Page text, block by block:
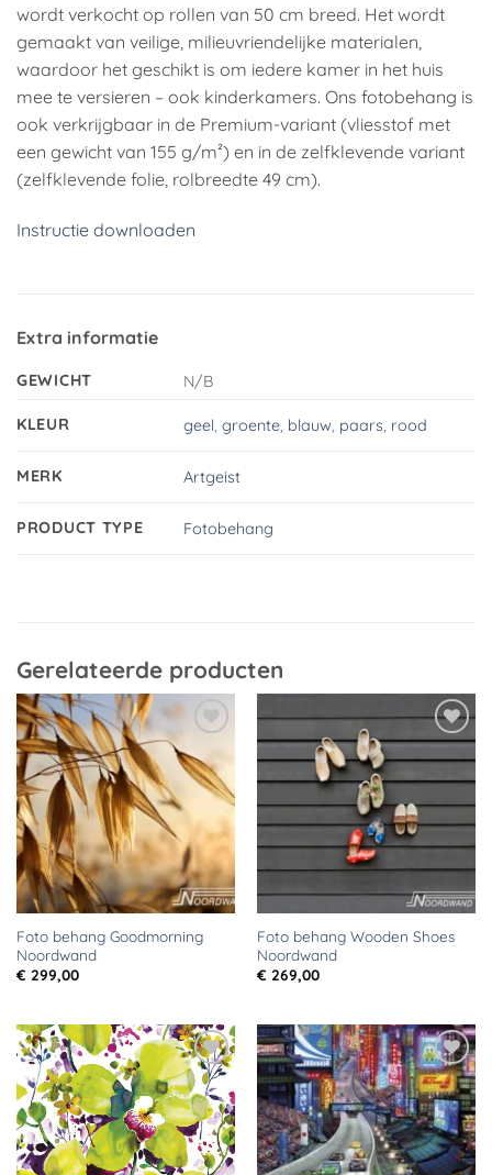
wordt verkocht op rollen van 50 cm breed. Het wordt
gemaakt van veilige, milieuvriendelijke materialen,
waardoor het geschikt is om iedere kamer in het huis
mee te versieren – ook kinderkamers. Ons fotobehang is
ook verkrijgbaar in de Premium-variant (vliesstof met
een gewicht van 155 g/m²) en in de zelfklevende variant
(zelfklevende folie, rolbreedte 49 cm).
Instructie downloaden
Extra informatie
GEWICHT N/B
KLEUR geel,groente, blauw, paars, rood
MERK Artgeist
PRODUCT TYPE Fotobehang
Gerelateerde producten
Toevoegen
aan
verlanglijst
Foto behang Goodmorning
Noordwand
€ 299,00
Toevoegen
aan
verlanglijst
Foto behang Wooden Shoes
Noordwand
€ 269,00
Toevoegen
aan
verlanglijst
Toevoegen
aan
verlanglijst